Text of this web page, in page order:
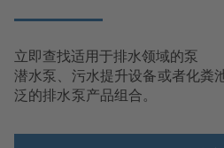
立即查找适用于排水领域的泵
潜水泵、污水提升设备或者化粪
泛的排水泵产品组合。